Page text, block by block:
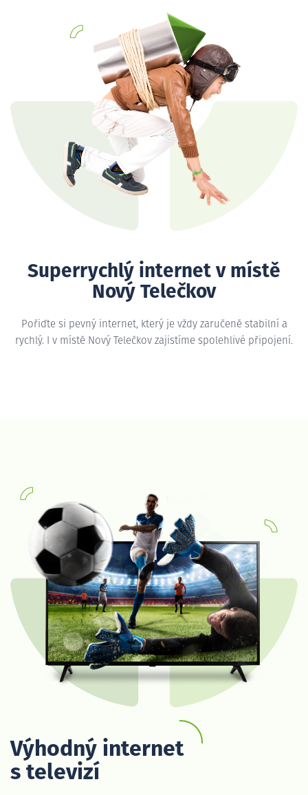
Superrychlý internet v místě
Nový Telečkov
Pořiďte si pevný internet, který je vždy zaručeně stabilní a
rychlý. I v místě Nový Telečkov zajistíme spolehlivé připojení.
Výhodný internet
s televizí